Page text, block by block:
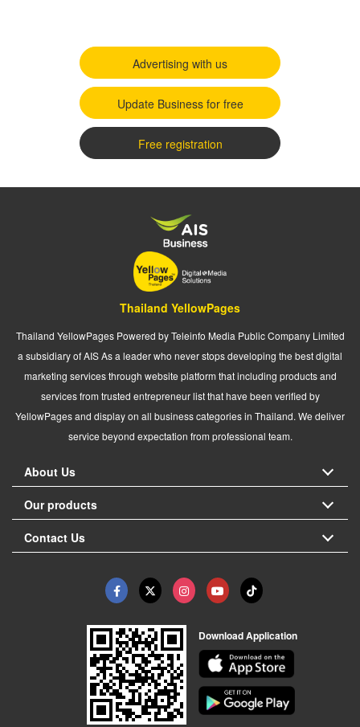
Advertising with us
Update Business for free
Free registration
Thailand YellowPages
Thailand YellowPages Powered by Teleinfo Media Public Company Limited
a subsidiary of AIS As a leader who never stops developing the best digital
marketing services through website platform that including products and
services from trusted entrepreneur list that have been verified by
YellowPages and display on all business categories in Thailand. We deliver
service beyond expectation from professional team.
About Us
Our products
Contact Us
Download Application